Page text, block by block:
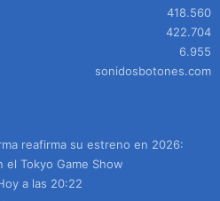
418.560
422.704
6.955
sonidosbotones.com
reafirma su estreno en 2026:
el Tokyo Game Show
a las 20:22